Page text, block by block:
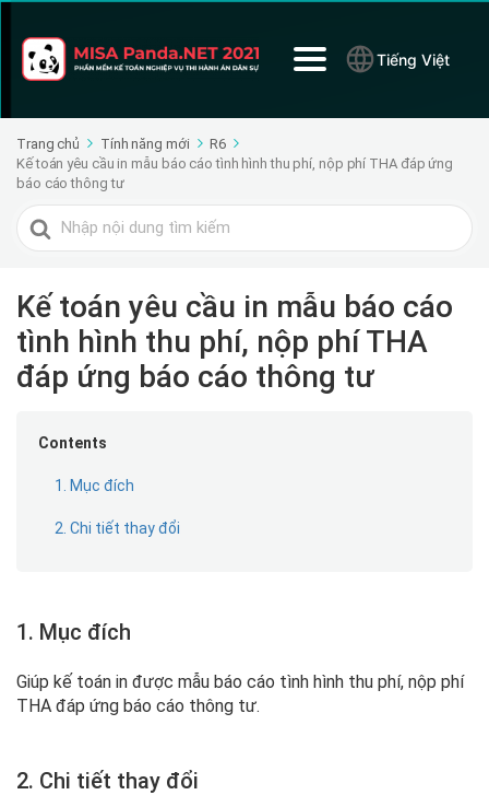
Tiếng Việt
Trang chủ Tính năng mới
R6
Kế toán yêu cầu in mẫu báo cáo tình hình thu phí, nộp phí THA đáp ứng
báo cáo thông tư
Tìm
kiếm
Kế toán yêu cầu in mẫu báo cáo
tình hình thu phí, nộp phí THA
đáp ứng báo cáo thông tư
Contents
1. Mục đích
2. Chi tiết thay đổi
1. Mục đích
Giúp kế toán in được mẫu báo cáo tình hình thu phí, nộp phí
THA đáp ứng báo cáo thông tư.
2. Chi tiết thay đổi